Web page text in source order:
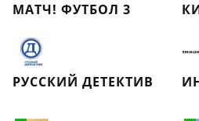
МАТЧ! ФУТБОЛ 3
РУССКИЙ ДЕТЕКТИВ